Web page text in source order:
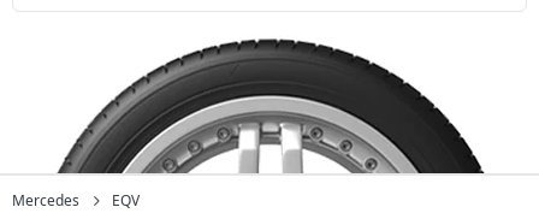
Mercedes EQV